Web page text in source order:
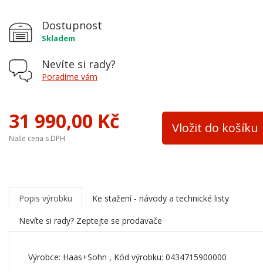
Terciální vzduch
Teplovodní výměník
Přívod ext. vzduchu ano
Barva
Dostupnost
Skladem
Nevíte si rady?
Poradíme vám
31 990,00 Kč
Naše cena s DPH
Vložit do košíku
Popis výrobku
Ke stažení - návody a technické listy
Nevíte si rady? Zeptejte se prodavače
Výrobce: Haas+Sohn , Kód výrobku: 0434715900000